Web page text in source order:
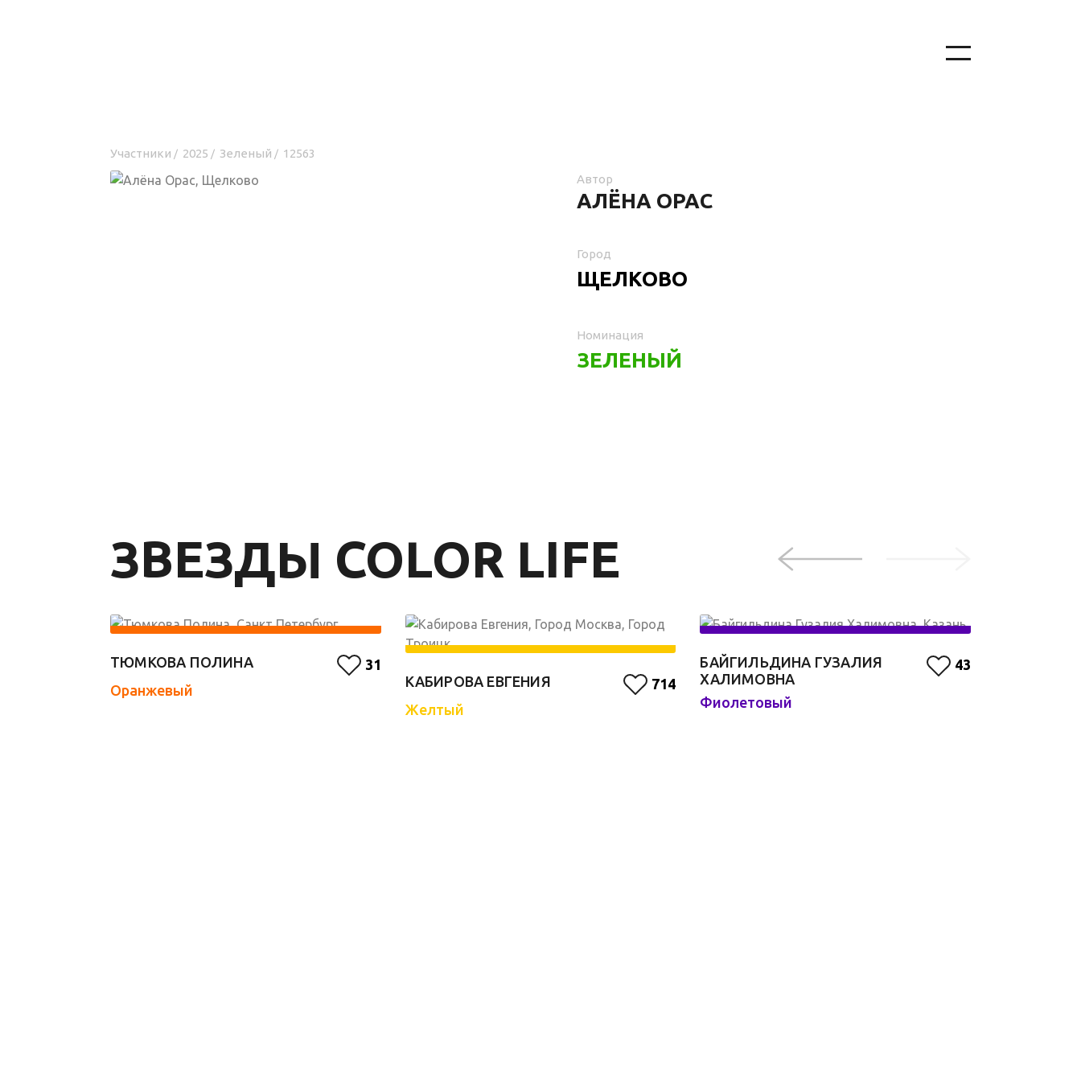
Участники / 2025 / Зеленый / 12563
Автор
АЛЁНА ОРАС
Город
ЩЕЛКОВО
Номинация
ЗЕЛЕНЫЙ
ЗВЕЗДЫ COLOR LIFE
ТЮМКОВА ПОЛИНА
31
Оранжевый
КАБИРОВА ЕВГЕНИЯ
714
Желтый
БАЙГИЛЬДИНА ГУЗАЛИЯ
ХАЛИМОВНА
43
Фиолетовый